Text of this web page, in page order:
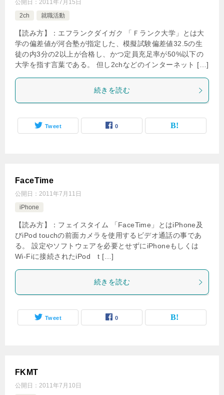
公開日： 2011年7月15日
2ch
就職活動
【読み方】：エフランクダイガク 「Ｆランク大学」とは大
学の偏差値が河合塾が指定した、模擬試験偏差値32.5の生
徒の内3分の2以上が合格し、かつ定員充足率が50%以下の
大学を指す言葉である。 但し2chなどのインターネット […]
続きを読む
Tweet 0
FaceTime
公開日： 2011年7月11日
iPhone
【読み方】：フェイスタイム 「FaceTime」とはiPhone及
びiPod touchの前面カメラを使用するビデオ通話の事であ
る。 設定やソフトウェアを必要とせずにiPhoneもしくは
Wi-Fiに接続されたiPod t […]
続きを読む
Tweet 0
FKMT
公開日： 2011年7月10日